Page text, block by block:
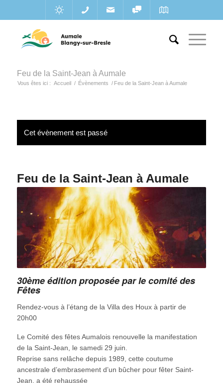
Feu de la Saint-Jean à Aumale
Vous êtes ici : Accueil / Évènements / Feu de la Saint-Jean à Aumale
Cet évènement est passé
Feu de la Saint-Jean à Aumale
30ème édition proposée par le comité des
Fêtes
Rendez-vous à l’étang de la Villa des Houx à partir de
20h00
Le Comité des fêtes Aumalois renouvelle la manifestation
de la Saint-Jean, le samedi 29 juin.
Reprise sans relâche depuis 1989, cette coutume
ancestrale d’embrasement d’un bûcher pour fêter Saint-
Jean, a été rehaussée